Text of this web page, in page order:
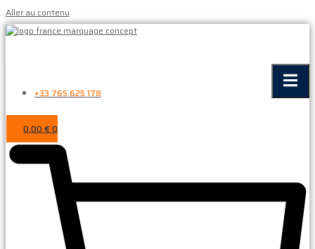
Aller au contenu
+33 765 625 178
0,00 €0